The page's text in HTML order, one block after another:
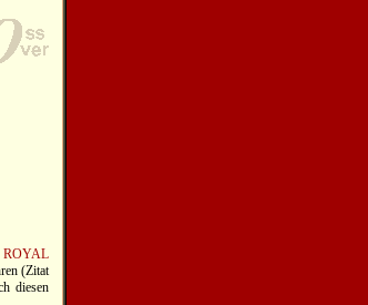
ROYAL
(Zitat
diesen